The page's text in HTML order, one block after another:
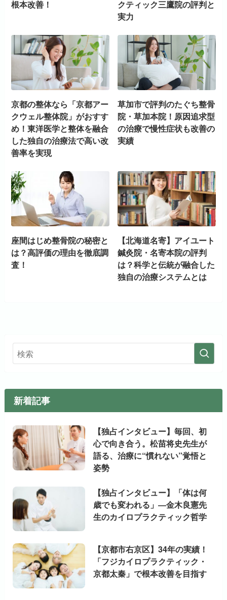
根本改善！
クティック三鷹院の評判と
実力
京都の整体なら「京都アー
クウェル整体院」がおすす
め！東洋医学と整体を融合
した独自の治療法で高い改
善率を実現
草加市で評判のたぐち整骨
院・草加本院！原因追求型
の治療で慢性症状も改善の
実績
座間はじめ整骨院の秘密と
は？高評価の理由を徹底調
査！
【北海道名寄】アイユート
鍼灸院・名寄本院の評判
は？科学と伝統が融合した
独自の治療システムとは
新着記事
【独占インタビュー】毎回、初
心で向き合う。松苗将史先生が
語る、治療に“慣れない”覚悟と
姿勢
【独占インタビュー】「体は何
歳でも変われる」―金木良憲先
生のカイロプラクティック哲学
【京都市右京区】34年の実績！
「フジカイロプラクティック・
京都太秦」で根本改善を目指す